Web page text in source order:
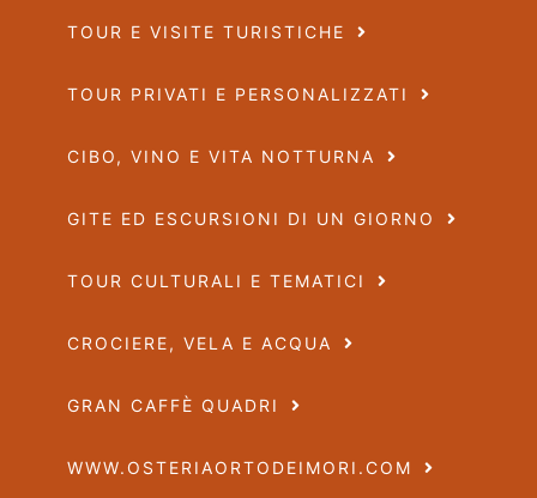
TOUR E VISITE TURISTICHE
TOUR PRIVATI E PERSONALIZZATI
CIBO, VINO E VITA NOTTURNA
GITE ED ESCURSIONI DI UN GIORNO
TOUR CULTURALI E TEMATICI
CROCIERE, VELA E ACQUA
GRAN CAFFÈ QUADRI
WWW.OSTERIAORTODEIMORI.COM